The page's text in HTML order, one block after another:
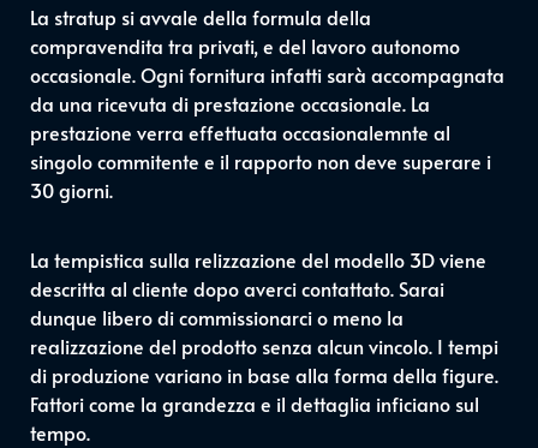
La stratup si avvale della formula della
compravendita tra privati, e del lavoro autonomo
occasionale. Ogni fornitura infatti sarà accompagnata
da una ricevuta di prestazione occasionale. La
prestazione verra effettuata occasionalemnte al
singolo commitente e il rapporto non deve superare i
30 giorni.
La tempistica sulla relizzazione del modello 3D viene
descritta al cliente dopo averci contattato. Sarai
dunque libero di commissionarci o meno la
realizzazione del prodotto senza alcun vincolo. I tempi
di produzione variano in base alla forma della figure.
Fattori come la grandezza e il dettaglia inficiano sul
tempo.